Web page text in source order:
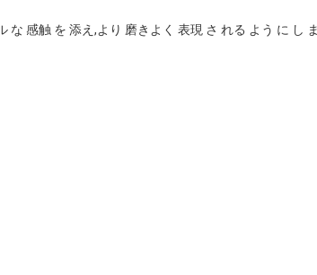
感触 を 添え,より 磨きよく 表現 さ れる よう に し